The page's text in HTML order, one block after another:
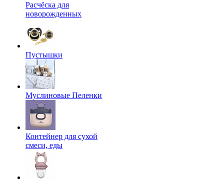
Расчёска для
новорожденных
Пустышки
Муслиновые Пеленки
Контейнер для сухой
смеси, еды